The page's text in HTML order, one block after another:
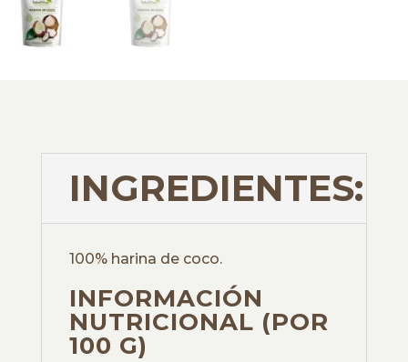
INGREDIENTES:
100% harina de coco.
INFORMACIÓN
NUTRICIONAL (POR
100 G)